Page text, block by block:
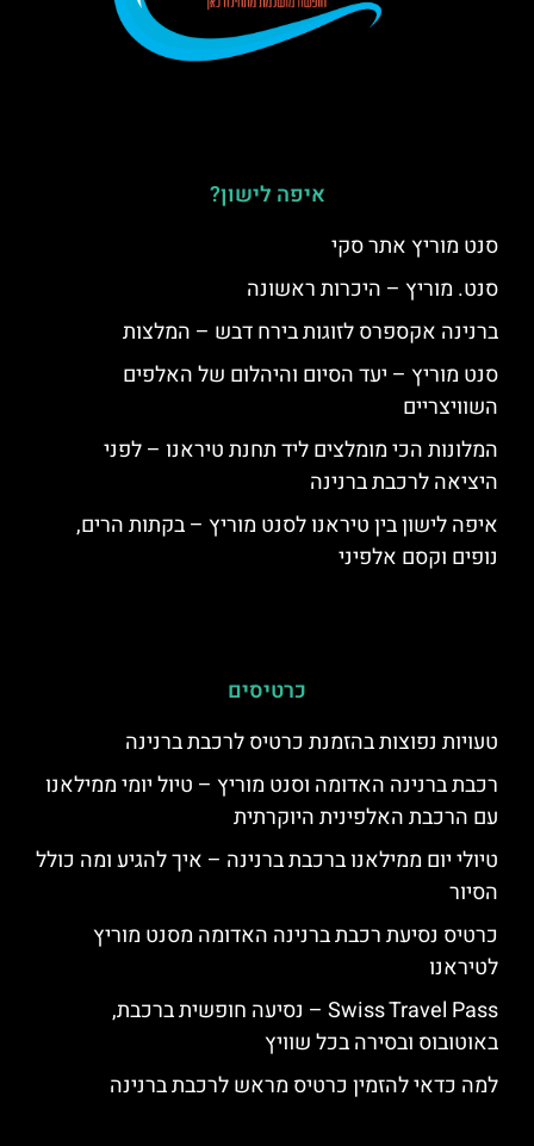
איפה לישון?
סנט מוריץ אתר סקי
סנט. מוריץ – היכרות ראשונה
ברנינה אקספרס לזוגות בירח דבש – המלצות
סנט מוריץ – יעד הסיום והיהלום של האלפים
השוויצריים
המלונות הכי מומלצים ליד תחנת טיראנו – לפני
היציאה לרכבת ברנינה
איפה לישון בין טיראנו לסנט מוריץ – בקתות הרים,
נופים וקסם אלפיני
כרטיסים
טעויות נפוצות בהזמנת כרטיס לרכבת ברנינה
רכבת ברנינה האדומה וסנט מוריץ – טיול יומי ממילאנו
עם הרכבת האלפינית היוקרתית
טיולי יום ממילאנו ברכבת ברנינה – איך להגיע ומה כולל
הסיור
כרטיס נסיעת רכבת ברנינה האדומה מסנט מוריץ
לטיראנו
Swiss Travel Pass – נסיעה חופשית ברכבת,
באוטובוס ובסירה בכל שוויץ
למה כדאי להזמין כרטיס מראש לרכבת ברנינה